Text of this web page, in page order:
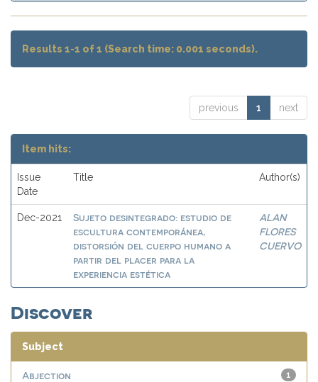
Results 1-1 of 1 (Search time: 0.001 seconds).
previous 1 next
Item hits:
Issue
Date
Title Author(s)
Dec-2021
Sujeto desintegrado: estudio de
escultura contemporánea,
distorsión del cuerpo humano a
partir del placer para la
experiencia estética
ALAN
FLORES
CUERVO
Discover
Subject
1
Abjection